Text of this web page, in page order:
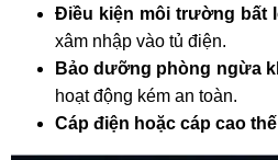
Điều kiện môi trường bất
xâm nhập vào tủ điện.
Bảo dưỡng phòng ngừa
hoạt động kém an toàn.
Cáp điện hoặc cáp cao